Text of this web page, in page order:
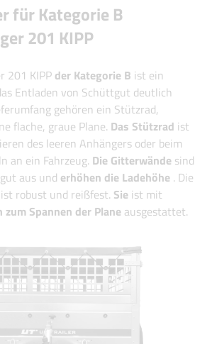
für Kategorie B
201 KIPP
201 KIPP der Kategorie B ist ein
Entladen von Schüttgut deutlich
gehören ein Stützrad,
flache, graue Plane. Das Stützrad ist
des leeren Anhängers oder beim
an ein Fahrzeug. Die Gitterwände sind
aus und erhöhen die Ladehöhe . Die
robust und reißfest. Sie ist mit
Spannen der Plane ausgestattet.